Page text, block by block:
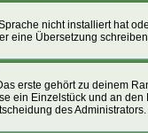
nicht installiert hat
eine Übersetzung
erste gehört zu deinem
ein Einzelstück und an
des